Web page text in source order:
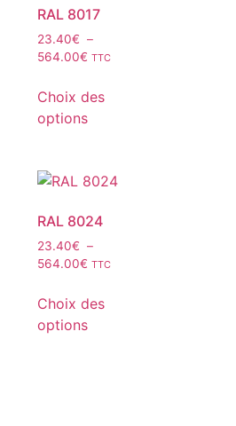
RAL 8017
23.40€ –
564.00€ TTC
Choix des
options
RAL 8024
23.40€ –
564.00€ TTC
Choix des
options